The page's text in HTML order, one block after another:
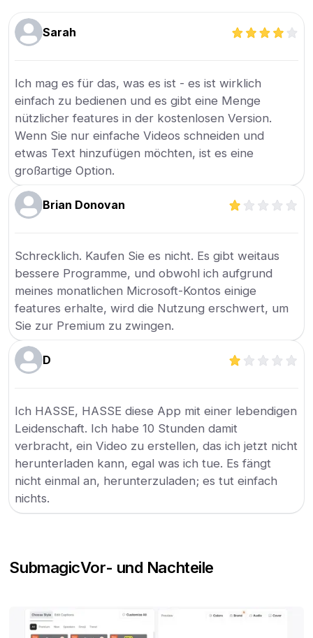
Sarah
Ich mag es für das, was es ist - es ist wirklich
einfach zu bedienen und es gibt eine Menge
nützlicher features in der kostenlosen Version.
Wenn Sie nur einfache Videos schneiden und
etwas Text hinzufügen möchten, ist es eine
großartige Option.
Brian Donovan
Schrecklich. Kaufen Sie es nicht. Es gibt weitaus
bessere Programme, und obwohl ich aufgrund
meines monatlichen Microsoft-Kontos einige
features erhalte, wird die Nutzung erschwert, um
Sie zur Premium zu zwingen.
D
Ich HASSE, HASSE diese App mit einer lebendigen
Leidenschaft. Ich habe 10 Stunden damit
verbracht, ein Video zu erstellen, das ich jetzt nicht
herunterladen kann, egal was ich tue. Es fängt
nicht einmal an, herunterzuladen; es tut einfach
nichts.
SubmagicVor- und Nachteile